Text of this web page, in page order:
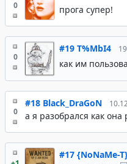
0 прога супер!
0
#19 T%MbI4
как им
0
#18 Black_DraGoN
а я разобрался как
#17 {NoNaMe-